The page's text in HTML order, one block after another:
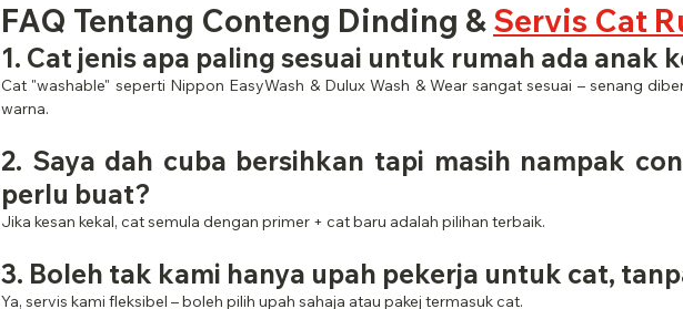
FAQ Tentang Conteng Dinding & Servis Cat
1. Cat jenis apa paling sesuai untuk rumah ada anak
Cat "washable" seperti Nippon EasyWash & Dulux Wash & Wear sangat sesuai – senang
warna.
2. Saya dah cuba bersihkan tapi masih nampak
perlu buat?
Jika kesan kekal, cat semula dengan primer + cat baru adalah pilihan terbaik.
3. Boleh tak kami hanya upah pekerja untuk cat,
Ya, servis kami fleksibel – boleh pilih upah sahaja atau pakej termasuk cat.